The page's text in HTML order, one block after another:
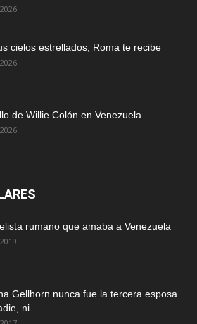
cielos estrellados, Roma te recibe
de Willie Colón en Venezuela
rumano que amaba a Venezuela
Gellhorn nunca fue la tercera esposa
ni...